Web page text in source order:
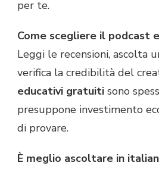
per te.
Come scegliere il podcast
Leggi le recensioni, ascolta
verifica la credibilità del
educativi gratuiti sono
presuppone investimento
di provare.
È meglio ascoltare in